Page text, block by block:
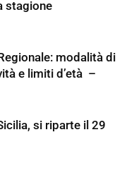
stagione
modalità di
e limiti d’età –
si riparte il 29